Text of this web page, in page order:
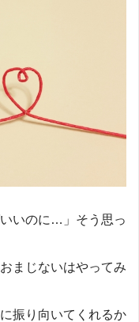
いいのに…」そう思っ
まじないはやってみ
振り向いてくれるか